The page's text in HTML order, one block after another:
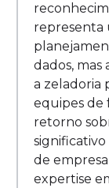
representa
dados, mas
a zeladoria
equipes de
retorno
significativo
de
expertise